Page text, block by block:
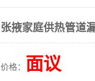
张掖家庭供热管道
价格： 面议